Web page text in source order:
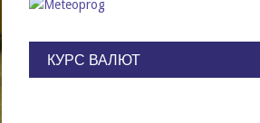
КУРС ВАЛЮТ